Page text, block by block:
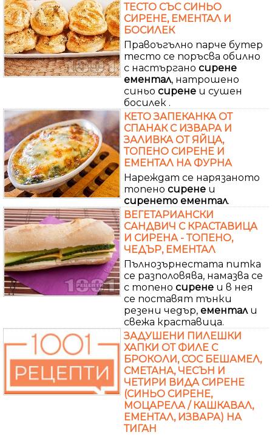
ТЕСТО СЪС СИНЬО
СИРЕНЕ, ЕМЕНТАЛ И
БОСИЛЕК
Правоъгълно парче бутер
тесто се поръсва обилно
с настъргано сирене
ементал, натрошено
синьо сирене и сушен
босилек .
КЕТО ЗАПЕКАНКА ОТ
СПАНАК С ИЗВАРА И
ЗАЛИВКА ОТ ЯЙЦА,
ТОПЕНО СИРЕНЕ И
ЕМЕНТАЛ НА ФУРНА
Нареждат се нарязаното
топено сирене и
сиренето ементал.
ВЕГЕТАРИАНСКИ
САНДВИЧ С КРАСТАВИЦА
И СИРЕНА - ТОПЕНО,
ЧЕДЪР, ЕМЕНТАЛ
Пълнозърнестата питка
се разполовява, намазва се
с топено сирене и в нея
се поставят тънки
резени чедър, ементал и
свежа краставица.
ЗАДУШЕНИ ПИЛЕШКИ
ХАПКИ ОТ ФИЛЕ С
БРОКОЛИ, СОС БЕШАМЕЛ,
СМЕТАНА, ЧЕСЪН И
ЧЕТИРИ ВИДА СИРЕНЕ
(СИНЬО СИРЕНЕ,
МОЦАРЕЛА / КАШКАВАЛ,
ЕМЕНТАЛ, ИЗВАРА) НА
ТИГАН